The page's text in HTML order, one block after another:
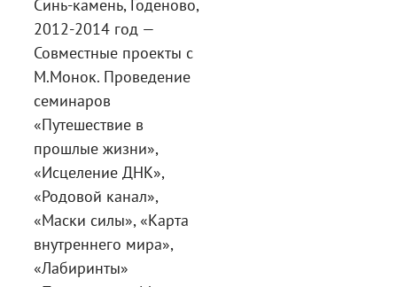
Синь-камень, Годеново,
2012-2014 год —
Совместные проекты с
М.Монок. Проведение
семинаров
«Путешествие в
прошлые жизни»,
«Исцеление ДНК»,
«Родовой канал»,
«Маски силы», «Карта
внутреннего мира»,
«Лабиринты»